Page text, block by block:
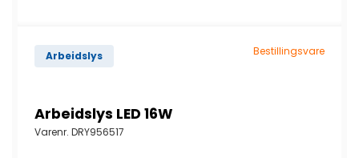
Arbeidslys Bestillingsvare
Arbeidslys LED 16W
Varenr. DRY956517